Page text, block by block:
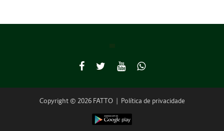
Copyright © 2026 FATTO | Política de privacidade